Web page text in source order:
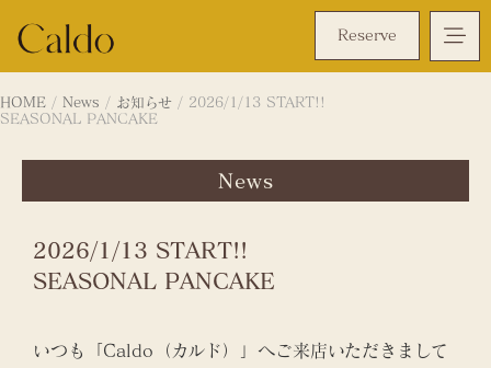
Reserve
HOME / News / お知らせ / 2026/1/13 START!!
SEASONAL PANCAKE
News
2026/1/13 START!!
SEASONAL PANCAKE
いつも「Caldo（カルド）」へご来店いただきまして